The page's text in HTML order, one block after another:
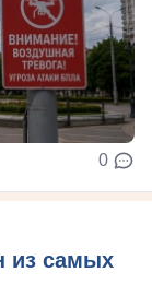
0
из самых